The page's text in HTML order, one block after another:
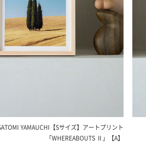
【Sサイズ】アート プリント
「WHEREABOUTS Ⅱ」【A】